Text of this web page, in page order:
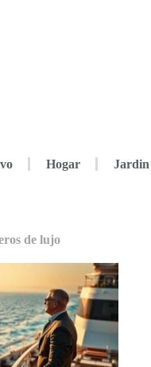
Hogar Jardin
de lujo